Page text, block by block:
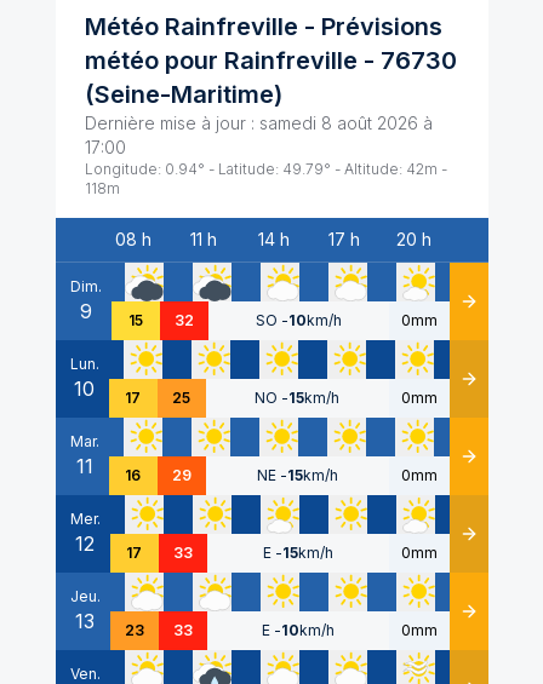
Météo Rainfreville - Prévisions
météo pour Rainfreville - 76730
(Seine-Maritime)
Dernière mise à jour : samedi 8 août 2026 à
17:00
Longitude: 0.94° - Latitude: 49.79° - Altitude: 42m -
118m
Date
08 h 11 h 14 h 17 h 20 h
Dim.
9 15 32 SO -10km/h 0mm Détails
Lun.
10 17 25 NO -15km/h 0mm Détails
Mar.
11 16 29 NE -15km/h 0mm Détails
Mer.
12 17 33 E -15km/h 0mm Détails
Jeu.
13 23 33 E -10km/h 0mm Détails
Ven.